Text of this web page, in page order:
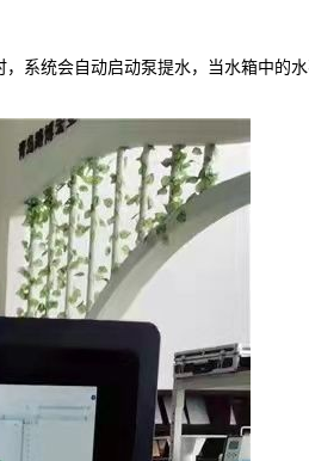
系统会自动启动泵提水，当水箱中的水